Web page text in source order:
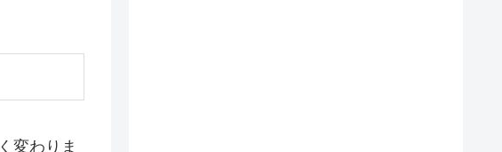
変わりま